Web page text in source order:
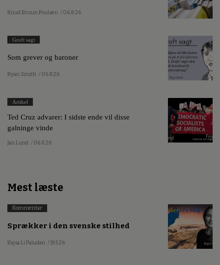
Knud Bruun Poulsen / 06.8.26
Groft sagt
Som grever og baroner
Ryan Smith / 06.8.26
Artikel
Ted Cruz advarer: I sidste ende vil disse
galninge vinde
Jan Lund / 06.8.26
Mest læste
Kommentar
Sprækker i den svenske stilhed
Kajsa Li Paludan / 19.5.26